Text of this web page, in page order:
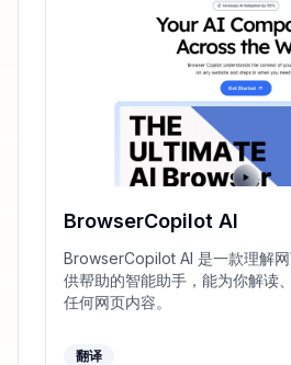
BrowserCopilot AI
BrowserCopilot AI 是一款理解
供帮助的智能助手，能为你解读
任何网页内容。
翻译